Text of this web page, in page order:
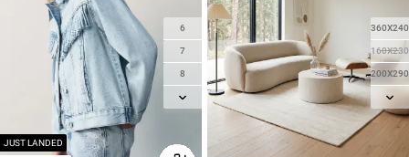
360X240
160X230
200X290
300X400
JUST LANDED
6
7
8
9